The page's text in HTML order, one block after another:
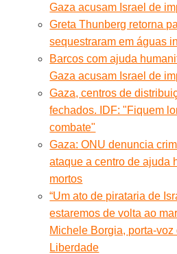
Gaza acusam Israel de
Greta Thunberg retorna
sequestraram em águas
Barcos com ajuda
Gaza acusam Israel de
Gaza, centros de
fechados. IDF: "Fiquem
combate"
Gaza: ONU denuncia
ataque a centro de ajuda
mortos
“Um ato de pirataria de
estaremos de volta ao
Michele Borgia, porta-
Liberdade